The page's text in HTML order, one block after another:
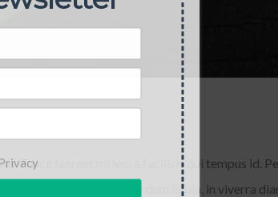
Fusce laoreet mi leo, a facilisis dui tempus id.
feugiat, erat elit interdum ligula, in viverra